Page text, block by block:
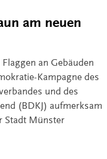
am neuen
an Gebäuden
Kampagne des
und des
(BDKJ) aufmerksam
Stadt Münster